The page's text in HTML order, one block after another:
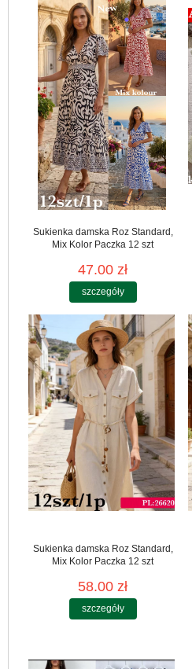
Sukienka damska Roz Standard,
Mix Kolor Paczka 12 szt
47.00 zł
szczegóły
Sukienka damska Roz Standard,
Mix Kolor Paczka 12 szt
58.00 zł
szczegóły